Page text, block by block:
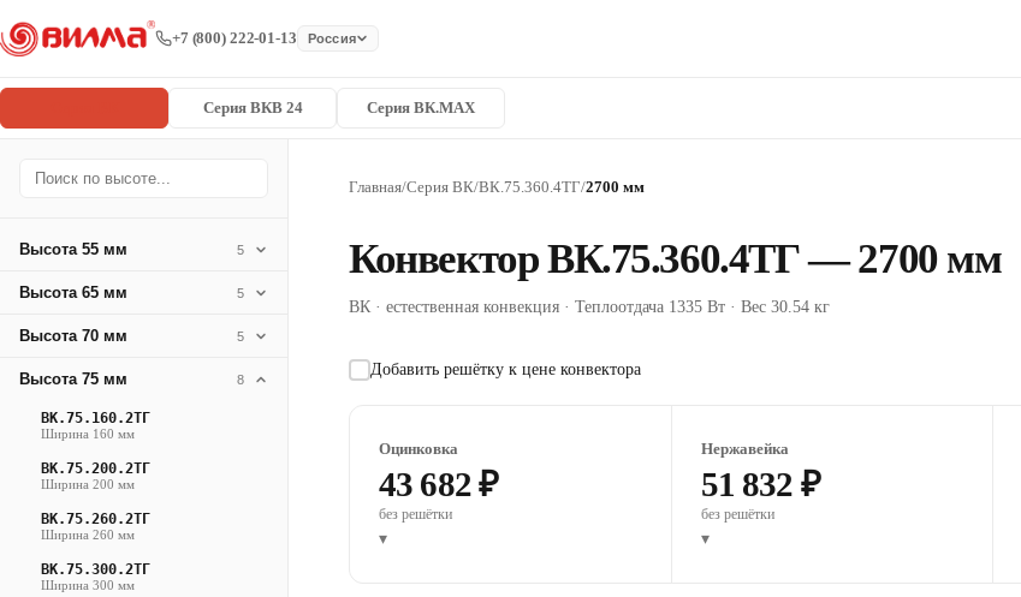
+7 (800) 222-01-13 Россия
Серия ВКВ 24 Серия ВК.MAX
Высота 55 мм 5
Высота 65 мм 5
Высота 70 мм 5
Высота 75 мм 8
ВК.75.160.2ТГ
Ширина 160 мм
ВК.75.200.2ТГ
Ширина 200 мм
ВК.75.260.2ТГ
Ширина 260 мм
ВК.75.300.2ТГ
Ширина 300 мм
Главная/Серия ВК/ВК.75.360.4ТГ/2700 мм
Конвектор ВК.75.360.4ТГ — 2700 мм
ВК · естественная конвекция · Теплоотдача 1335 Вт · Вес 30.54 кг
Добавить решётку к цене конвектора
Оцинковка
43 682 ₽
без решётки
▾
Нержавейка
51 832 ₽
без решётки
▾